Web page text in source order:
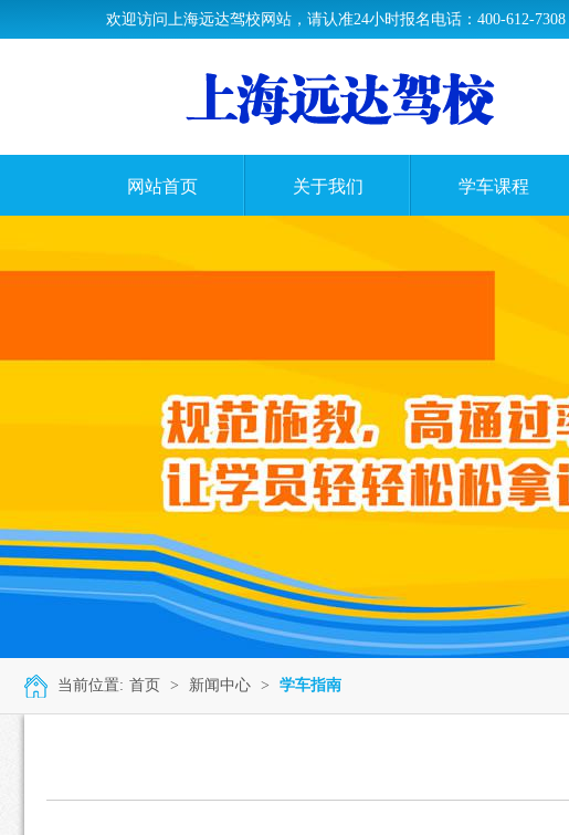
欢迎访问上海远达驾校网站，请认准24小时报名电话：400-612-7308
网站首页 关于我们 学车课程
当前位置: 首页 > 新闻中心 > 学车指南